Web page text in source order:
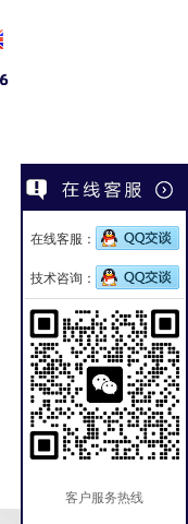
在线客服：
技术咨询：
客户服务热线